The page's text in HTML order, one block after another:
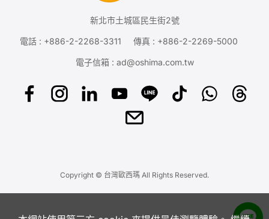
新北市土城區民生街2號
電話 : +886-2-2268-3311 傳真 : +886-2-2269-5000
電子信箱 : ad@oshima.com.tw
Copyright © 台灣歐西瑪 All Rights Reserved.